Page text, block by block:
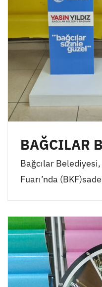
BAĞCILAR
Bağcılar
Fuarı’nda